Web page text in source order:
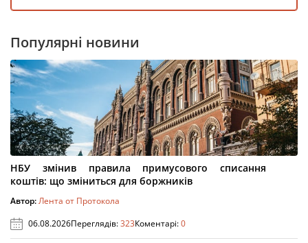
Популярні новини
НБУ змінив правила примусового списання
коштів: що зміниться для боржників
Автор:Лента от Протокола
06.08.2026Переглядів:323Коментарі:0